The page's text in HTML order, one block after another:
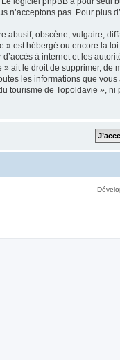
n’acceptons pas. Pour plus
abusif, obscène, vulgaire,
» est hébergé ou encore la
à internet et les
ait le droit de supprimer,
les informations que
tourisme de Topoldavie »,